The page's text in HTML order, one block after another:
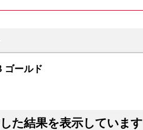
ゴールド
た結果を表示しています